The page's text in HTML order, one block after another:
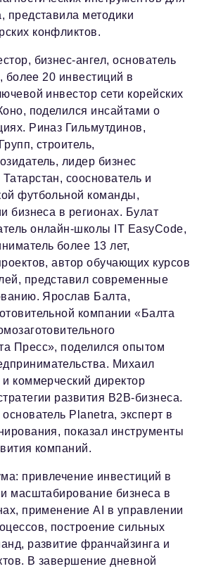
представила методики
конфликтов.
бизнес-ангел, основатель
20 инвестиций в
инвестор сети корейских
поделился инсайтами о
Риназ Гильмутдинов,
строитель,
лидер бизнес
сооснователь и
футбольной команды,
бизнеса в регионах. Булат
онлайн-школы IT EasyCode,
более 13 лет,
автор обучающих курсов
представил современные
Ярослав Балта,
компании «Балта
Пресс», поделился опытом
Михаил
коммерческий директор
развития B2B-бизнеса.
Planetra, эксперт в
показал инструменты
компаний.
привлечение инвестиций в
масштабирование бизнеса в
применение AI в управлении
построение сильных
развитие франчайзинга и
В завершение дневной